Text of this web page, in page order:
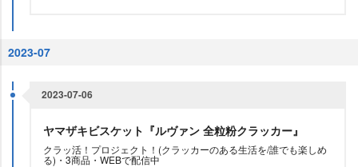
2023-07
2023-07-06
ヤマザキビスケット『ルヴァン 全粒粉クラッカー』
クラッ活！プロジェクト！(クラッカーのある生活を/誰でも楽しめ
る)・3商品・WEBで配信中